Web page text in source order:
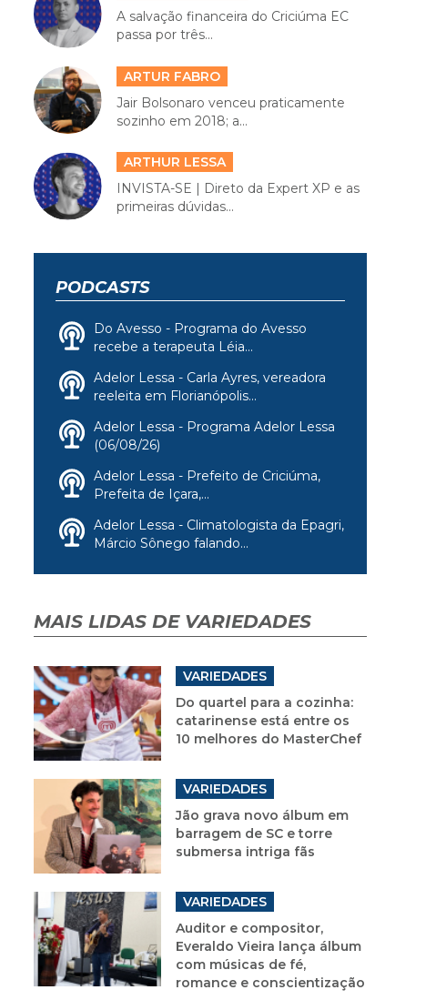
A salvação financeira do Criciúma EC
passa por três...
ARTUR FABRO
Jair Bolsonaro venceu praticamente
sozinho em 2018; a...
ARTHUR LESSA
INVISTA-SE | Direto da Expert XP e as
primeiras dúvidas...
PODCASTS
Do Avesso - Programa do Avesso
recebe a terapeuta Léia...
Adelor Lessa - Carla Ayres, vereadora
reeleita em Florianópolis...
Adelor Lessa - Programa Adelor Lessa
(06/08/26)
Adelor Lessa - Prefeito de Criciúma,
Prefeita de Içara,...
Adelor Lessa - Climatologista da Epagri,
Márcio Sônego falando...
MAIS LIDAS DE VARIEDADES
VARIEDADES
Do quartel para a cozinha:
catarinense está entre os
10 melhores do MasterChef
VARIEDADES
Jão grava novo álbum em
barragem de SC e torre
submersa intriga fãs
VARIEDADES
Auditor e compositor,
Everaldo Vieira lança álbum
com músicas de fé,
romance e conscientização